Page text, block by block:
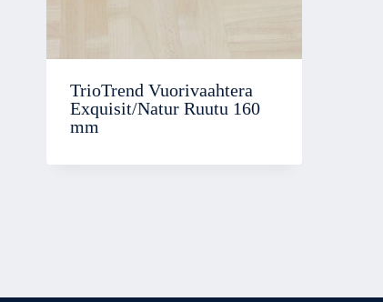
TrioTrend Vuorivaahtera
Exquisit/Natur Ruutu 160
mm